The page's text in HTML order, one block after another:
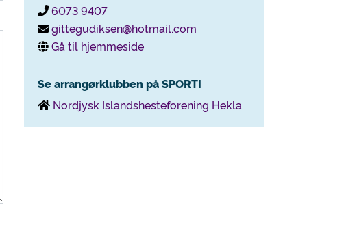
6073 9407
gittegudiksen@hotmail.com
Gå til hjemmeside
Se arrangørklubben på SPORTI
Nordjysk Islandshesteforening Hekla